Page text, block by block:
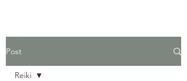
Post
Reiki